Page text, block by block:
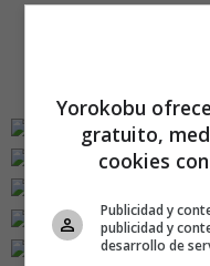
Yorokobu
gratuito,
cookies
Publicidad y
publicidad y
desarrollo de